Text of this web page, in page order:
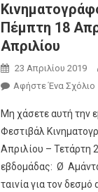
Πέμπτη 18
Απριλίου
23 Απριλίου 2019
Αφήστε Ένα Σχόλιο
Μη χάσετε αυτή την
Φεστιβάλ
Απριλίου – Τετάρτη
εβδομάδας: Ø
ταινία για τον δεσμό